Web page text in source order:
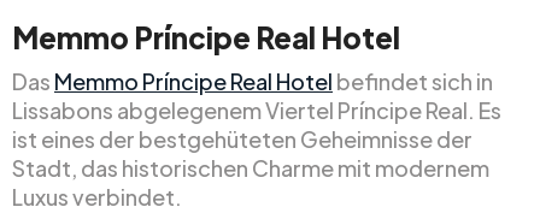
Memmo Príncipe Real Hotel
Das Memmo Príncipe Real Hotel befindet sich in
Lissabons abgelegenem Viertel Príncipe Real. Es
ist eines der bestgehüteten Geheimnisse der
Stadt, das historischen Charme mit modernem
Luxus verbindet.